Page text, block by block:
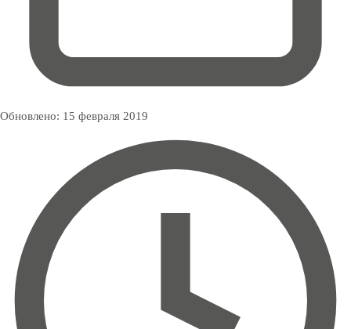
Обновлено: 15 февраля 2019